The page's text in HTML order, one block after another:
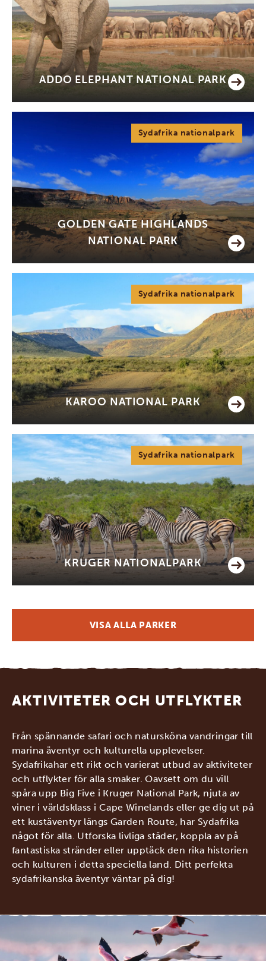
ADDO ELEPHANT NATIONAL PARK
Sydafrika nationalpark
GOLDEN GATE HIGHLANDS
NATIONAL PARK
Sydafrika nationalpark
KAROO NATIONAL PARK
Sydafrika nationalpark
KRUGER NATIONALPARK
VISA ALLA PARKER
AKTIVITETER OCH UTFLYKTER
Från spännande safari och natursköna vandringar till
marina äventyr och kulturella upplevelser.
Sydafrikahar ett rikt och varierat utbud av aktiviteter
och utflykter för alla smaker. Oavsett om du vill
spåra upp Big Five i Kruger National Park, njuta av
viner i världsklass i Cape Winelands eller ge dig ut på
ett kustäventyr längs Garden Route, har Sydafrika
något för alla. Utforska livliga städer, koppla av på
fantastiska stränder eller upptäck den rika historien
och kulturen i detta speciella land. Ditt perfekta
sydafrikanska äventyr väntar på dig!